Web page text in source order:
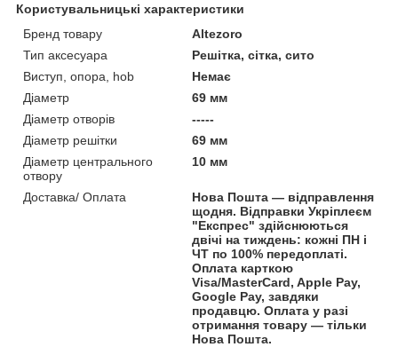
Користувальницькі характеристики
Бренд товару
Altezoro
Тип аксесуара
Решітка, сітка, сито
Виступ, опора, hob
Немає
Діаметр
69 мм
Діаметр отворів
-----
Діаметр решітки
69 мм
Діаметр центрального
отвору
10 мм
Доставка/ Оплата
Нова Пошта — відправлення
щодня. Відправки Укріплеєм
"Експрес" здійснюються
двічі на тиждень: кожні ПН і
ЧТ по 100% передоплаті.
Оплата карткою
Visa/MasterCard, Apple Pay,
Google Pay, завдяки
продавцю. Оплата у разі
отримання товару — тільки
Нова Пошта.